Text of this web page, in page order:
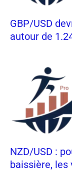
GBP/USD
autour de
NZD/USD :
baissière, les